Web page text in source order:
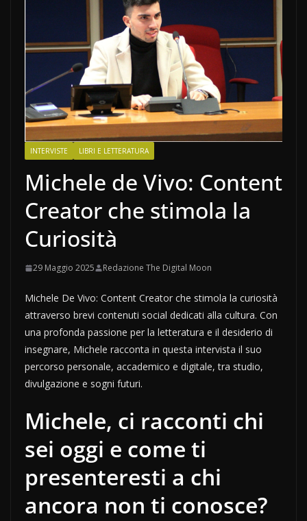
INTERVISTE LIBRI E LETTERATURA
Michele de Vivo: Content
Creator che stimola la
Curiosità
29 Maggio 2025 Redazione The Digital Moon
Michele De Vivo: Content Creator che stimola la curiosità
attraverso brevi contenuti social dedicati alla cultura. Con
una profonda passione per la letteratura e il desiderio di
insegnare, Michele racconta in questa intervista il suo
percorso personale, accademico e digitale, tra studio,
divulgazione e sogni futuri.
Michele, ci racconti chi
sei oggi e come ti
presenteresti a chi
ancora non ti conosce?